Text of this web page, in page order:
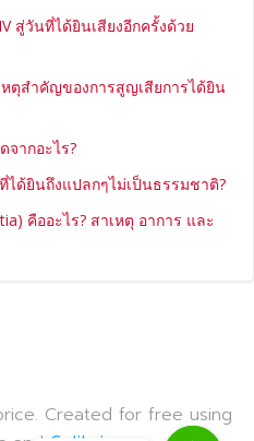
สู่วันที่ได้ยินเสียงอีกครั้งด้วย
หตุสำคัญของการสูญเสียการได้ยิน
จากอะไร?
ได้ยินถึงแปลกๆไม่เป็นธรรมชาติ?
คืออะไร? สาเหตุ อาการ และ
Created for free using